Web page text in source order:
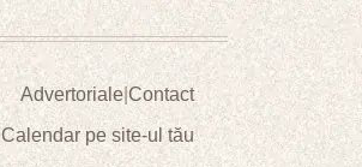
Advertoriale|Contact
Calendar pe site-ul tău